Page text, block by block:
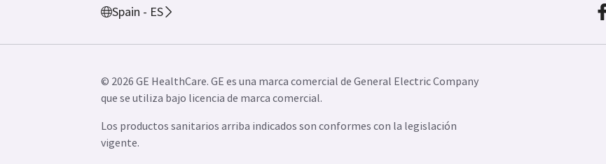
Spain - ES
© 2026 GE HealthCare. GE es una marca comercial de General Electric Company
que se utiliza bajo licencia de marca comercial.
Los productos sanitarios arriba indicados son conformes con la legislación
vigente.